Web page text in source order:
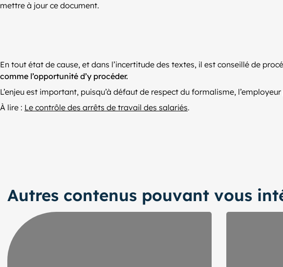
mettre à jour ce document.
En tout état de cause, et dans l’incertitude des textes, il est conseillé de
comme l’opportunité d’y procéder.
L’enjeu est important, puisqu’à défaut de respect du formalisme,
À lire : Le contrôle des arrêts de travail des salariés.
Autres contenus pouvant vous